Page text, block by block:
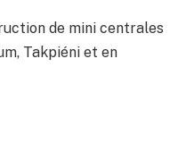
de mini centrales
Takpiéni et en